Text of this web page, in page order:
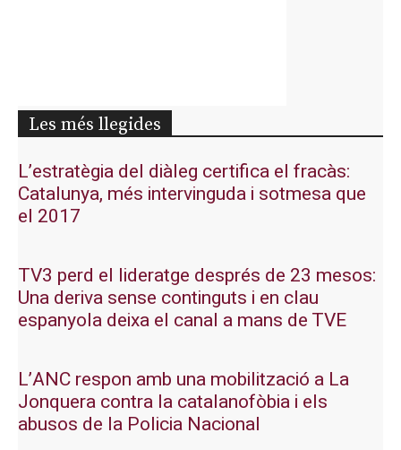
Les més llegides
L’estratègia del diàleg certifica el fracàs:
Catalunya, més intervinguda i sotmesa que
el 2017
TV3 perd el lideratge després de 23 mesos:
Una deriva sense continguts i en clau
espanyola deixa el canal a mans de TVE
L’ANC respon amb una mobilització a La
Jonquera contra la catalanofòbia i els
abusos de la Policia Nacional